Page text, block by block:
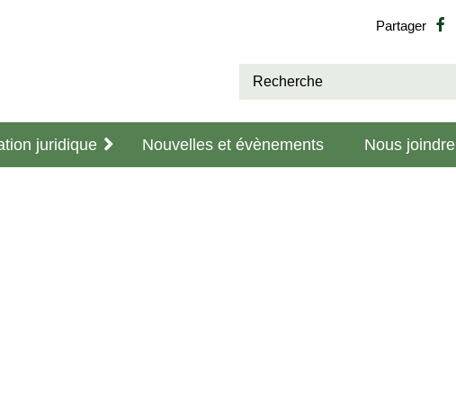
Partager
juridique Nouvelles et évènements Nous joindre